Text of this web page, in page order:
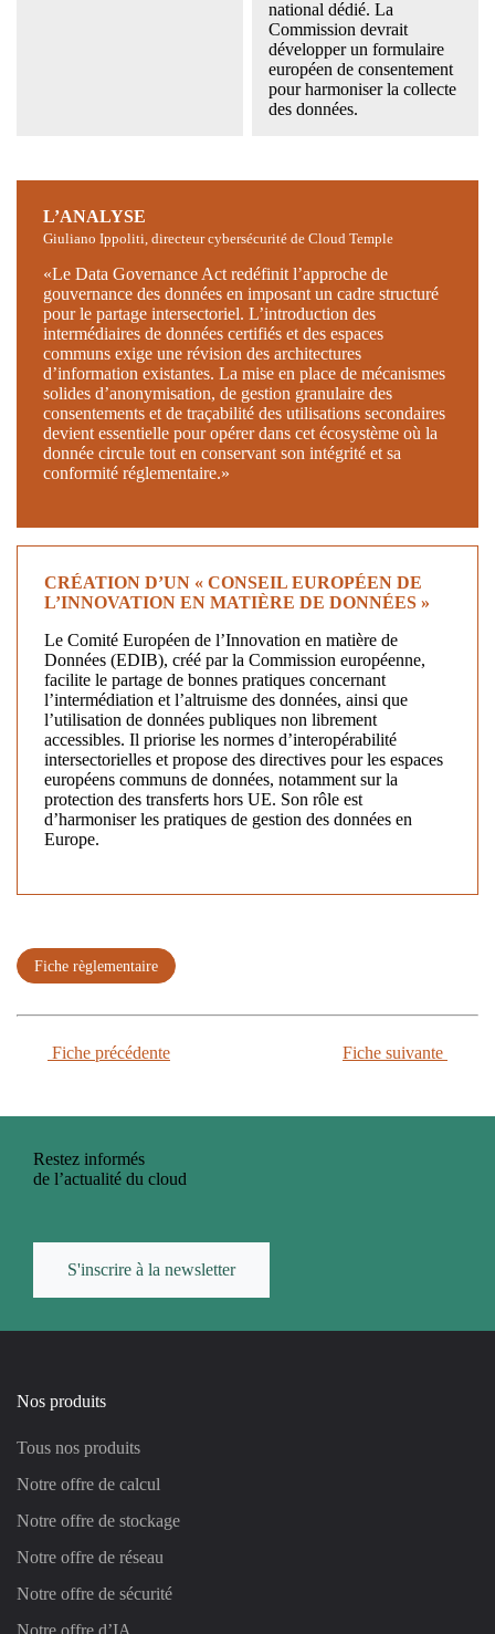
national dédié. La
Commission devrait
développer un formulaire
européen de consentement
pour harmoniser la collecte
des données.
L’ANALYSE
Giuliano Ippoliti, directeur cybersécurité de Cloud Temple
«Le Data Governance Act redéfinit l’approche de
gouvernance des données en imposant un cadre structuré
pour le partage intersectoriel. L’introduction des
intermédiaires de données certifiés et des espaces
communs exige une révision des architectures
d’information existantes. La mise en place de mécanismes
solides d’anonymisation, de gestion granulaire des
consentements et de traçabilité des utilisations secondaires
devient essentielle pour opérer dans cet écosystème où la
donnée circule tout en conservant son intégrité et sa
conformité réglementaire.»
CRÉATION D’UN « CONSEIL EUROPÉEN DE
L’INNOVATION EN MATIÈRE DE DONNÉES »
Le Comité Européen de l’Innovation en matière de
Données (EDIB), créé par la Commission européenne,
facilite le partage de bonnes pratiques concernant
l’intermédiation et l’altruisme des données, ainsi que
l’utilisation de données publiques non librement
accessibles. Il priorise les normes d’interopérabilité
intersectorielles et propose des directives pour les espaces
européens communs de données, notamment sur la
protection des transferts hors UE. Son rôle est
d’harmoniser les pratiques de gestion des données en
Europe.
Fiche règlementaire
Fiche précédente Fiche suivante
Restez informés
de l’actualité du cloud
S'inscrire à la newsletter
Nos produits
Tous nos produits
Notre offre de calcul
Notre offre de stockage
Notre offre de réseau
Notre offre de sécurité